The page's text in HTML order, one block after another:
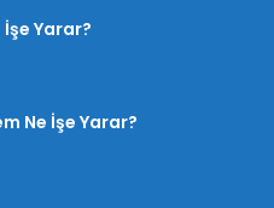
Yarar?
Ne İşe Yarar?